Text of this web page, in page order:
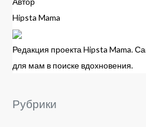
Hipsta Mama
Редакция проекта Hipsta Mama.
для мам в поиске вдохновения.
Рубрики